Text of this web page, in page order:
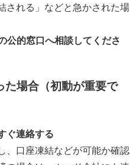
される」などと急かされた場
公的窓口へ相談してくださ
た場合（初動が重要で
ぐ連絡する
、口座凍結などが可能か確認